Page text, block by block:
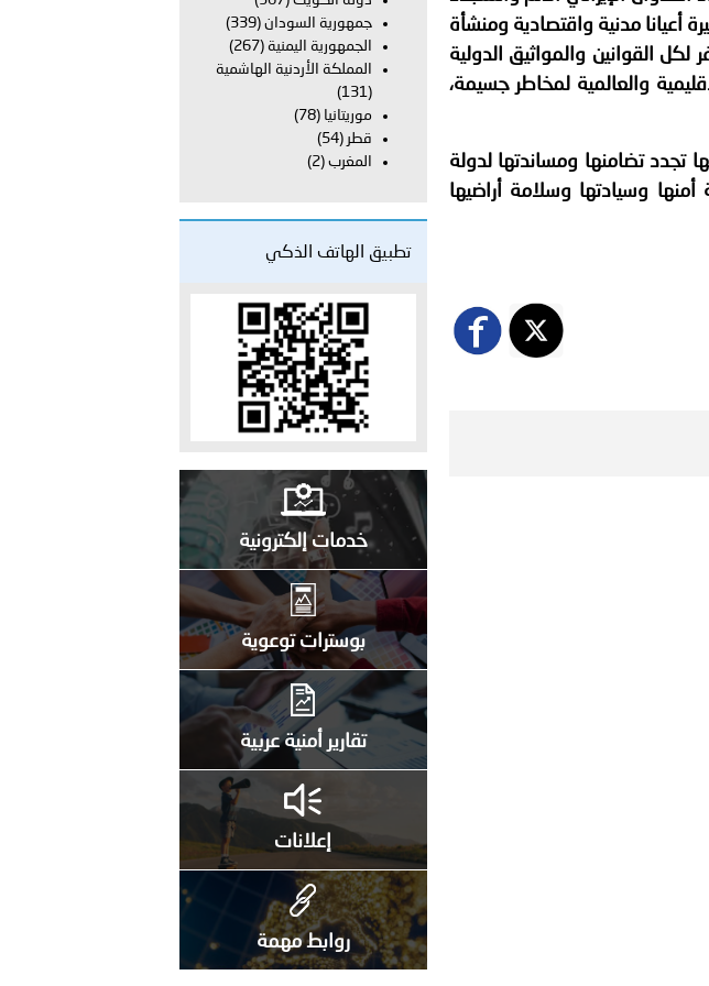
الإرهابية الحوثية على الأعيان المدنية في مدينة نـجران
أعيانا مدنية واقتصادية ومنشأة
القوانين والمواثيق الدولية
والعالمية لمخاطر جسيمة،
تجدد تضامنها ومساندتها لدولة
أمنها وسيادتها وسلامة أراضيها
جمهورية السودان (339)
الجمهورية اليمنية (267)
المملكة الأردنية الهاشمية
(131)
موريتانيا (78)
قطر (54)
المغرب (2)
تطبيق الهاتف الذكي
خدمات إلكترونية
بوسترات توعوية
تقارير أمنية عربية
إعلانات
روابط مهمة